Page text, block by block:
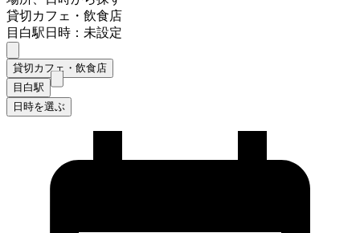
貸切カフェ・飲食店
目白駅日時：未設定
貸切カフェ・飲食店
目白駅
日時を選ぶ